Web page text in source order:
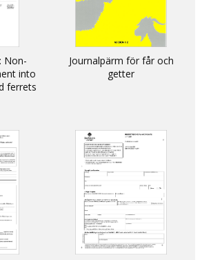
Non-
into
ferrets
Journalpärm för får och
getter